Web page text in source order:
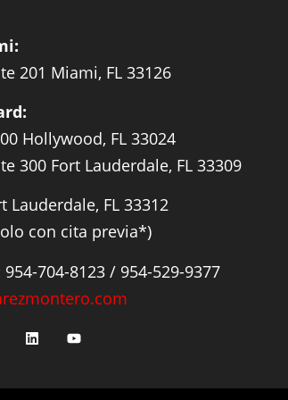
201 Miami, FL 33126
Hollywood, FL 33024
300 Fort Lauderdale, FL 33309
Lauderdale, FL 33312
con cita previa*)
954-704-8123 / 954-529-9377